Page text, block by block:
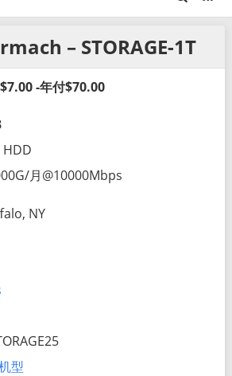
– STORAGE-1T
-年付$70.00
HDD
月@10000Mbps
NY
型